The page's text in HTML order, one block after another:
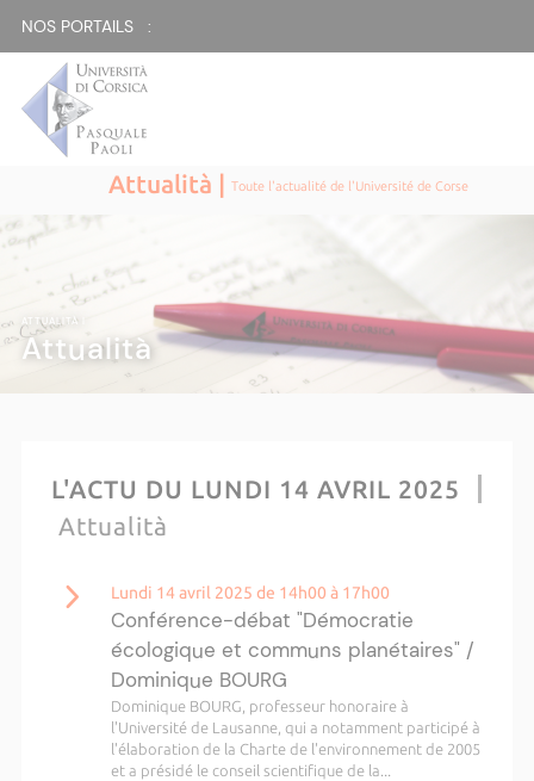
NOS PORTAILS :
Attualità |Toute l'actualité de l'Université de Corse
ATTUALITÀ |
Attualità
L'ACTU DU LUNDI 14 AVRIL 2025
Attualità
Lundi 14 avril 2025 de 14h00 à 17h00
Conférence-débat "Démocratie
écologique et communs planétaires" /
Dominique BOURG
Dominique BOURG, professeur honoraire à
l'Université de Lausanne, qui a notamment participé à
l'élaboration de la Charte de l'environnement de 2005
et a présidé le conseil scientifique de la...